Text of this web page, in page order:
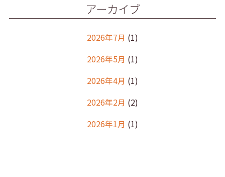
アーカイブ
2026年7月 (1)
2026年5月 (1)
2026年4月 (1)
2026年2月 (2)
2026年1月 (1)